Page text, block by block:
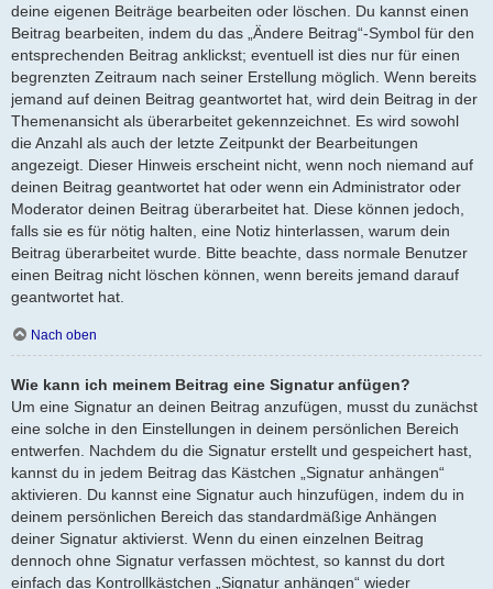
deine eigenen Beiträge bearbeiten oder löschen. Du kannst einen
Beitrag bearbeiten, indem du das „Ändere Beitrag“-Symbol für den
entsprechenden Beitrag anklickst; eventuell ist dies nur für einen
begrenzten Zeitraum nach seiner Erstellung möglich. Wenn bereits
jemand auf deinen Beitrag geantwortet hat, wird dein Beitrag in der
Themenansicht als überarbeitet gekennzeichnet. Es wird sowohl
die Anzahl als auch der letzte Zeitpunkt der Bearbeitungen
angezeigt. Dieser Hinweis erscheint nicht, wenn noch niemand auf
deinen Beitrag geantwortet hat oder wenn ein Administrator oder
Moderator deinen Beitrag überarbeitet hat. Diese können jedoch,
falls sie es für nötig halten, eine Notiz hinterlassen, warum dein
Beitrag überarbeitet wurde. Bitte beachte, dass normale Benutzer
einen Beitrag nicht löschen können, wenn bereits jemand darauf
geantwortet hat.
Nach oben
Wie kann ich meinem Beitrag eine Signatur anfügen?
Um eine Signatur an deinen Beitrag anzufügen, musst du zunächst
eine solche in den Einstellungen in deinem persönlichen Bereich
entwerfen. Nachdem du die Signatur erstellt und gespeichert hast,
kannst du in jedem Beitrag das Kästchen „Signatur anhängen“
aktivieren. Du kannst eine Signatur auch hinzufügen, indem du in
deinem persönlichen Bereich das standardmäßige Anhängen
deiner Signatur aktivierst. Wenn du einen einzelnen Beitrag
dennoch ohne Signatur verfassen möchtest, so kannst du dort
einfach das Kontrollkästchen „Signatur anhängen“ wieder